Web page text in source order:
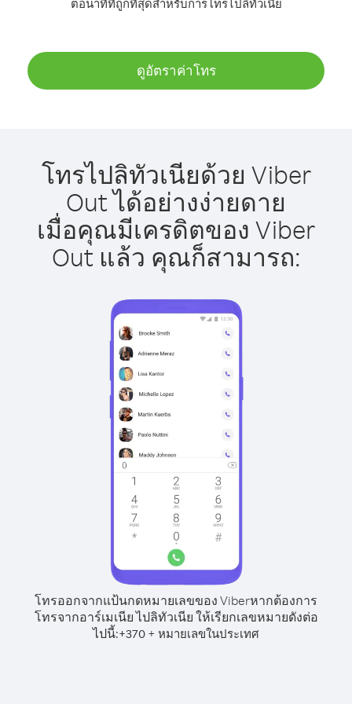
ต่อนาทีที่ถูกที่สุดสำหรับการโทรไปลิทัวเนีย
ดูอัตราค่าโทร
โทรไปลิทัวเนียด้วย Viber
Out ได้อย่างง่ายดาย
เมื่อคุณมีเครดิตของ Viber
Out แล้ว คุณก็สามารถ:
โทรออกจากแป้นกดหมายเลขของ Viberหากต้องการ
โทรจากอาร์เมเนีย ไปลิทัวเนีย ให้เรียกเลขหมายดังต่อ
ไปนี้:+370 + หมายเลขในประเทศ